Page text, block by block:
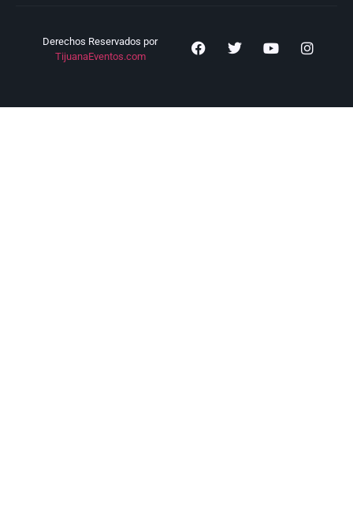
Derechos Reservados por
TijuanaEventos.com